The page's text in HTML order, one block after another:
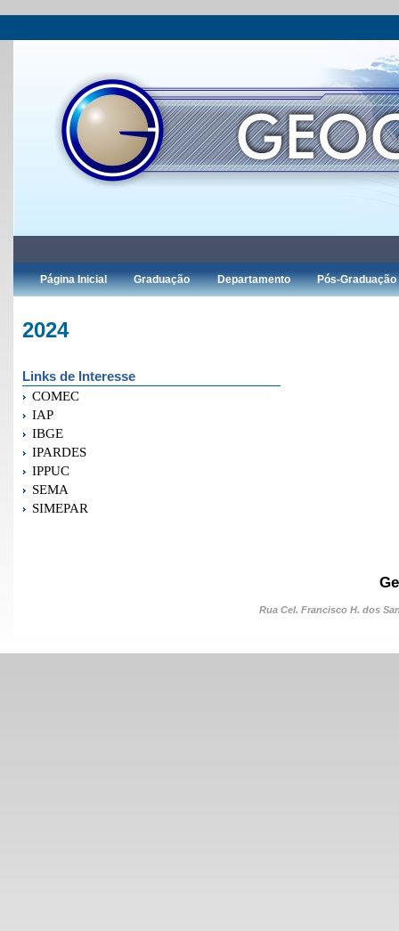
Página Inicial Graduação Departamento Pós-Graduação
2024
Links de Interesse
COMEC
IAP
IBGE
IPARDES
IPPUC
SEMA
SIMEPAR
Rua Cel. Francisco H. dos